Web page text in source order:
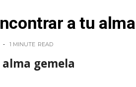
a tu
1 MINUTE READ
gemela